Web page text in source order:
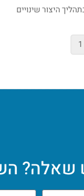
היצור שינויים
1
שאלה?